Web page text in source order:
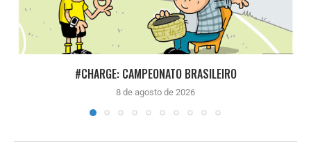
#CHARGE: CAMPEONATO BRASILEIRO
8 de agosto de 2026